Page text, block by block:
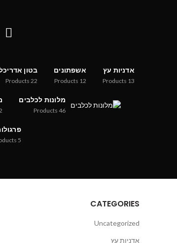
אדניות עץ
13
Products
אשפתונים
12
Products
בטון
22
Products
מלונות לכלבים
46
Products
5
CATEGORIES
Uncategorized
אדניות עץ